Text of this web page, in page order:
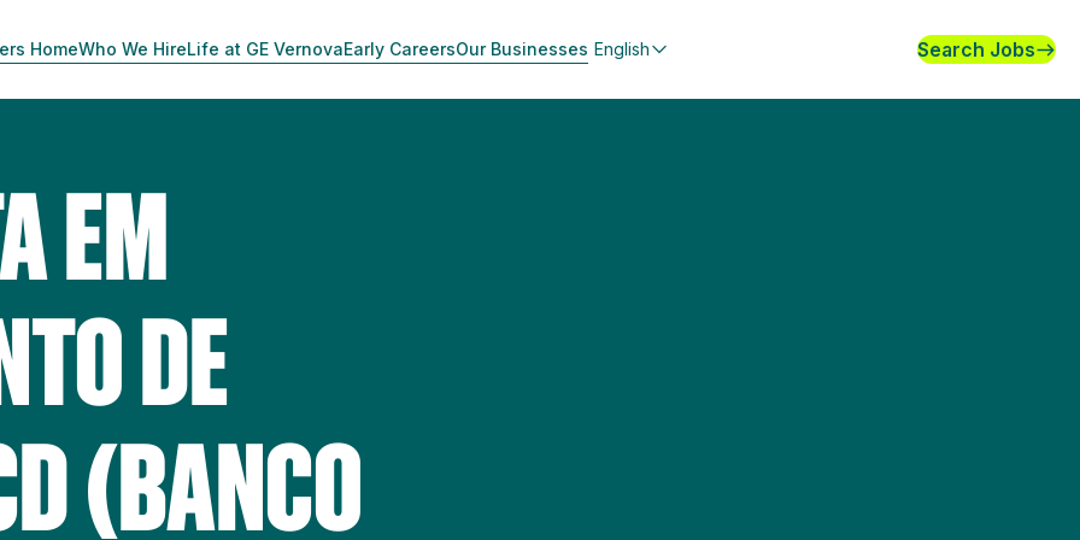
HomeWho We HireLife at GE VernovaEarly CareersOur Businesses English Search Jobs
EM
DE
(BANCO